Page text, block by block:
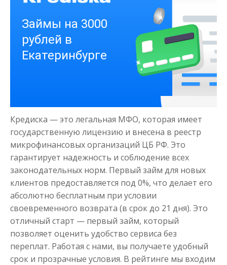
Срок от 1до 21 дня
Получить
Моментальный займ
Кредиска — это легальная МФО, которая имеет
государственную лицензию и внесена в реестр
микрофинансовых организаций ЦБ РФ. Это
гарантирует надежность и соблюдение всех
законодательных норм. Первый займ для новых
клиентов предоставляется под 0%, что делает его
абсолютно бесплатным при условии
своевременного возврата (в срок до 21 дня). Это
отличный старт — первый займ, который
позволяет оценить удобство сервиса без
переплат. Работая с нами, вы получаете удобный
срок и прозрачные условия. В рейтинге мы входим